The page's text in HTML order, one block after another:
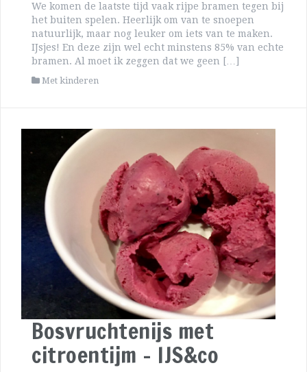
We komen de laatste tijd vaak rijpe bramen tegen bij
het buiten spelen. Heerlijk om van te snoepen
natuurlijk, maar nog leuker om iets van te maken.
IJsjes! En deze zijn wel echt minstens 85% van echte
bramen. Al moet ik zeggen dat we geen […]
Met kinderen
Bosvruchtenijs met
citroentijm – IJS&co